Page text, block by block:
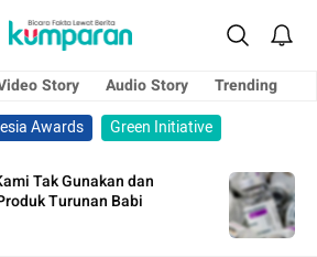
Story Audio Story
Trending
Awards
Green Initiative
Tak Gunakan dan
Turunan Babi